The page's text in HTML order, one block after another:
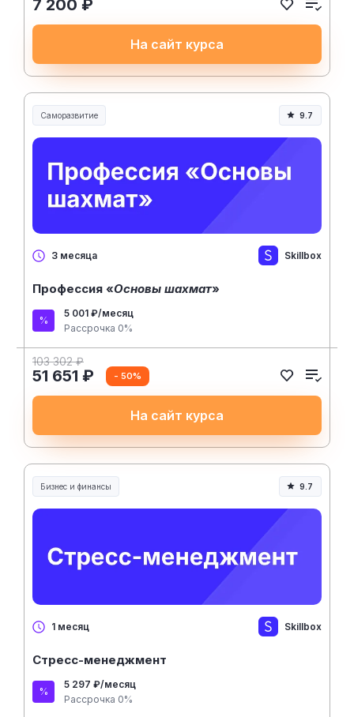
7 200 ₽
На сайт курса
Саморазвитие 9.7
3 месяца Skillbox
Профессия «Основы шахмат»
5 001 ₽/месяц
Рассрочка 0%
103 302 ₽
51 651 ₽ - 50%
На сайт курса
Бизнес и финансы 9.7
1 месяц Skillbox
Стресс-менеджмент
5 297 ₽/месяц
Рассрочка 0%